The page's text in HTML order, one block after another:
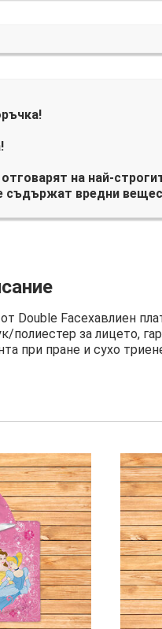
на най-
съдържат вредни
Double Faceхавлиен
полиестер за лицето,
при пране и сухо